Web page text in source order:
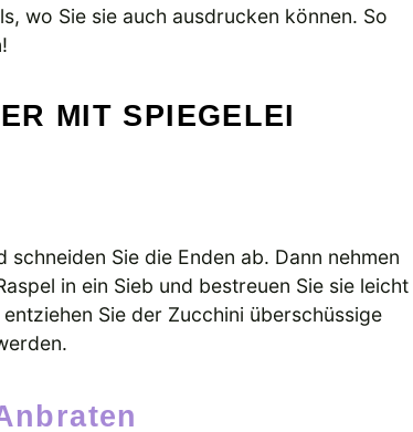
wo Sie sie auch ausdrucken können. So
MIT SPIEGELEI
Sie die Enden ab. Dann nehmen
in ein Sieb und bestreuen Sie sie leicht
Sie der Zucchini überschüssige